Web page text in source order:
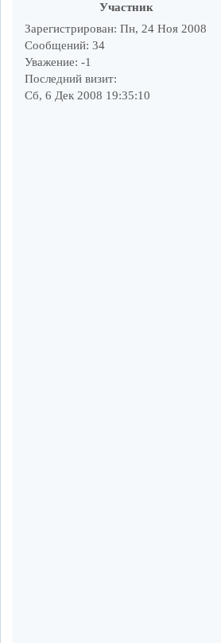
Участник
Зарегистрирован: Пн, 24 Ноя 2008
Сообщений: 34
Уважение: -1
Последний визит:
Сб, 6 Дек 2008 19:35:10